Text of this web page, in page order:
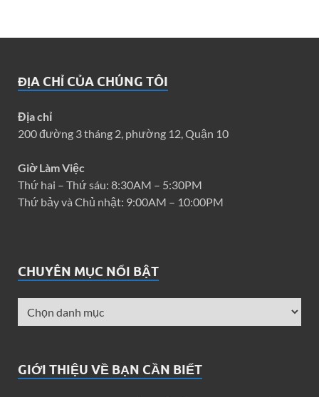
ĐỊA CHỈ CỦA CHÚNG TÔI
Địa chỉ
200 đường 3 tháng 2, phường 12, Quận 10
Giờ Làm Việc
Thứ hai – Thứ sáu: 8:30AM – 5:30PM
Thứ bảy và Chủ nhật: 9:00AM – 10:00PM
CHUYÊN MỤC NỔI BẬT
GIỚI THIỆU VỀ BẠN CẦN BIẾT